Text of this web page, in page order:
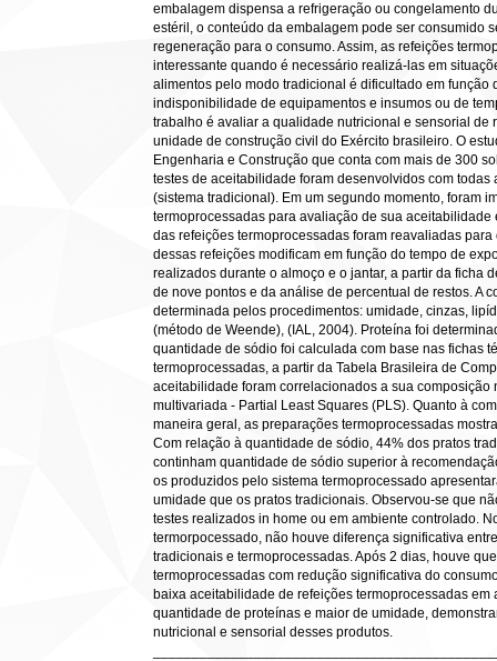
embalagem dispensa a refrigeração ou congelamento
estéril, o conteúdo da embalagem pode ser consumido
regeneração para o consumo. Assim, as refeições
interessante quando é necessário realizá-las em
alimentos pelo modo tradicional é dificultado em
indisponibilidade de equipamentos e insumos ou de
trabalho é avaliar a qualidade nutricional e sensorial de
unidade de construção civil do Exército brasileiro. O
Engenharia e Construção que conta com mais de 300
testes de aceitabilidade foram desenvolvidos com
(sistema tradicional). Em um segundo momento, foram
termoprocessadas para avaliação de sua
das refeições termoprocessadas foram reavaliadas
dessas refeições modificam em função do tempo de
realizados durante o almoço e o jantar, a partir da ficha
de nove pontos e da análise de percentual de restos. A
determinada pelos procedimentos: umidade, cinzas,
(método de Weende), (IAL, 2004). Proteína foi
quantidade de sódio foi calculada com base nas fichas
termoprocessadas, a partir da Tabela Brasileira de
aceitabilidade foram correlacionados a sua
multivariada - Partial Least Squares (PLS). Quanto à
maneira geral, as preparações termoprocessadas
Com relação à quantidade de sódio, 44% dos pratos
continham quantidade de sódio superior à
os produzidos pelo sistema termoprocessado
umidade que os pratos tradicionais. Observou-se que
testes realizados in home ou em ambiente controlado.
termorpocessado, não houve diferença significativa
tradicionais e termoprocessadas. Após 2 dias, houve
termoprocessadas com redução significativa do
baixa aceitabilidade de refeições termoprocessadas
quantidade de proteínas e maior de umidade,
nutricional e sensorial desses produtos.